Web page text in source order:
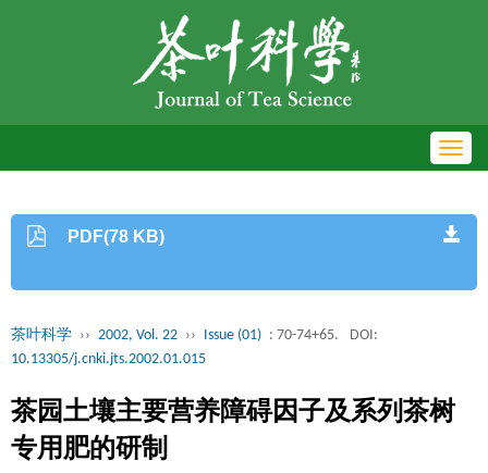
PDF(78 KB)
茶叶科学 ›› 2002, Vol. 22 ›› Issue (01) : 70-74+65.
DOI:
10.13305/j.cnki.jts.2002.01.015
茶园土壤主要营养障碍因子及系列茶树
专用肥的研制